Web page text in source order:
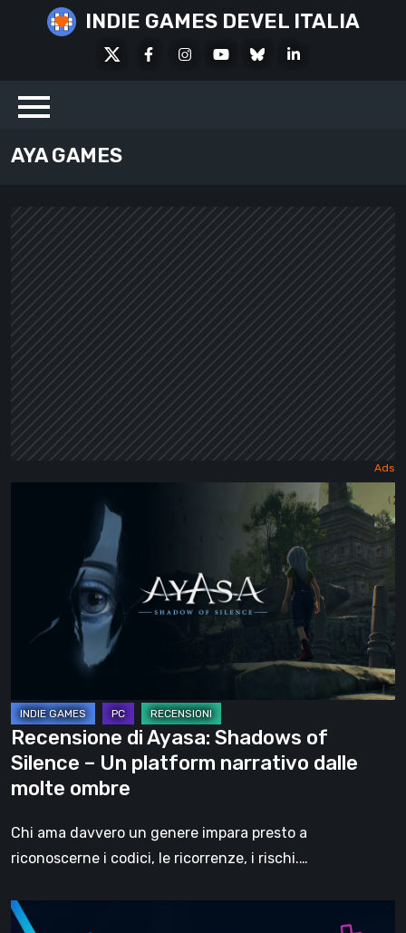
INDIE GAMES DEVEL ITALIA
FacebookInstagramYoutubeBlueskyLinkedIn
AYA GAMES
Silence
narrativo
dalle
molte
ombre
Recensione di Ayasa: Shadows of
Silence – Un platform narrativo dalle
molte ombre
Chi ama davvero un genere impara presto a
riconoscerne i codici, le ricorrenze, i rischi.…
ENDIX